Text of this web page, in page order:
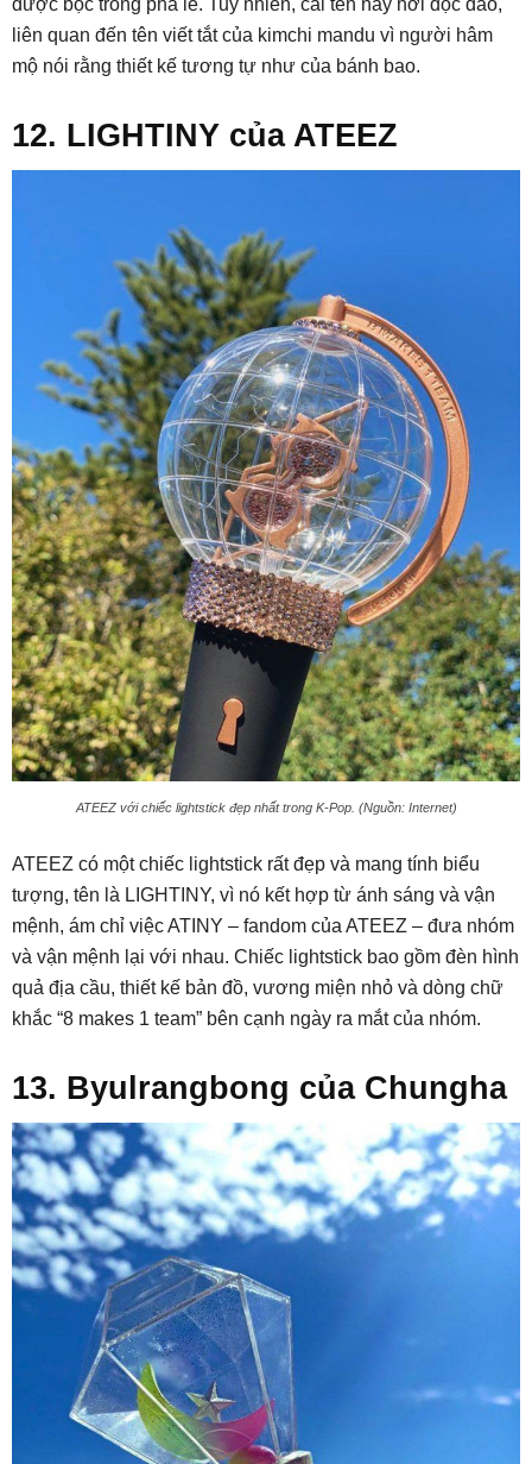
được bọc trong pha lê. Tuy nhiên, cái tên này hơi độc đáo,
liên quan đến tên viết tắt của kimchi mandu vì người hâm
mộ nói rằng thiết kế tương tự như của bánh bao.
12. LIGHTINY của ATEEZ
ATEEZ với chiếc lightstick đẹp nhất trong K-Pop. (Nguồn: Internet)
ATEEZ có một chiếc lightstick rất đẹp và mang tính biểu
tượng, tên là LIGHTINY, vì nó kết hợp từ ánh sáng và vận
mệnh, ám chỉ việc ATINY – fandom của ATEEZ – đưa nhóm
và vận mệnh lại với nhau. Chiếc lightstick bao gồm đèn hình
quả địa cầu, thiết kế bản đồ, vương miện nhỏ và dòng chữ
khắc “8 makes 1 team” bên cạnh ngày ra mắt của nhóm.
13. Byulrangbong của Chungha